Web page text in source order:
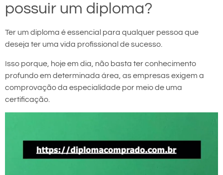
possuir um diploma?
Ter um diploma é essencial para qualquer pessoa que
deseja ter uma vida profissional de sucesso.
Isso porque, hoje em dia, não basta ter conhecimento
profundo em determinada área, as empresas exigem a
comprovação da especialidade por meio de uma
certificação.